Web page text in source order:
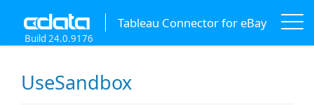
Tableau Connector for eBay
Build 24.0.9176
UseSandbox